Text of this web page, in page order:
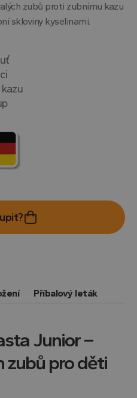
zubů proti zubnímu kazu
skloviny kyselinami.
Příbalový leták
Junior –
zubů pro děti